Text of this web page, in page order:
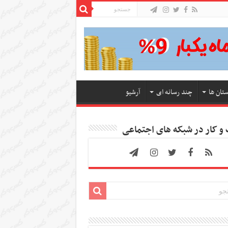
ها چند رسانه ای آرشیو
کار در شبکه های اجتماعی